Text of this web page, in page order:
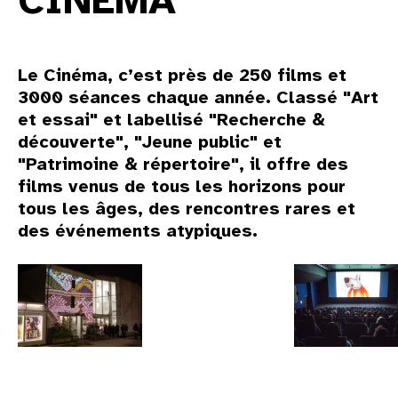
Le Cinéma, c’est près de 250 films et
3000 séances chaque année. Classé "Art
et essai" et labellisé "Recherche &
découverte", "Jeune public" et
"Patrimoine & répertoire", il offre des
films venus de tous les horizons pour
tous les âges, des rencontres rares et
des événements atypiques.